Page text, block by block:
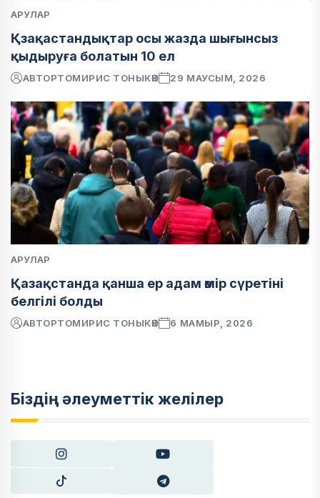
АРУЛАР
Қзақастандықтар осы жазда шығынсыз
қыдыруға болатын 10 ел
АВТОРТОМИРИС ТОНЫКӨК 29 МАУСЫМ, 2026
АРУЛАР
Қазақстанда қанша ер адам өмір сүретіні
белгілі болды
АВТОРТОМИРИС ТОНЫКӨК 6 МАМЫР, 2026
Біздің әлеуметтік желілер